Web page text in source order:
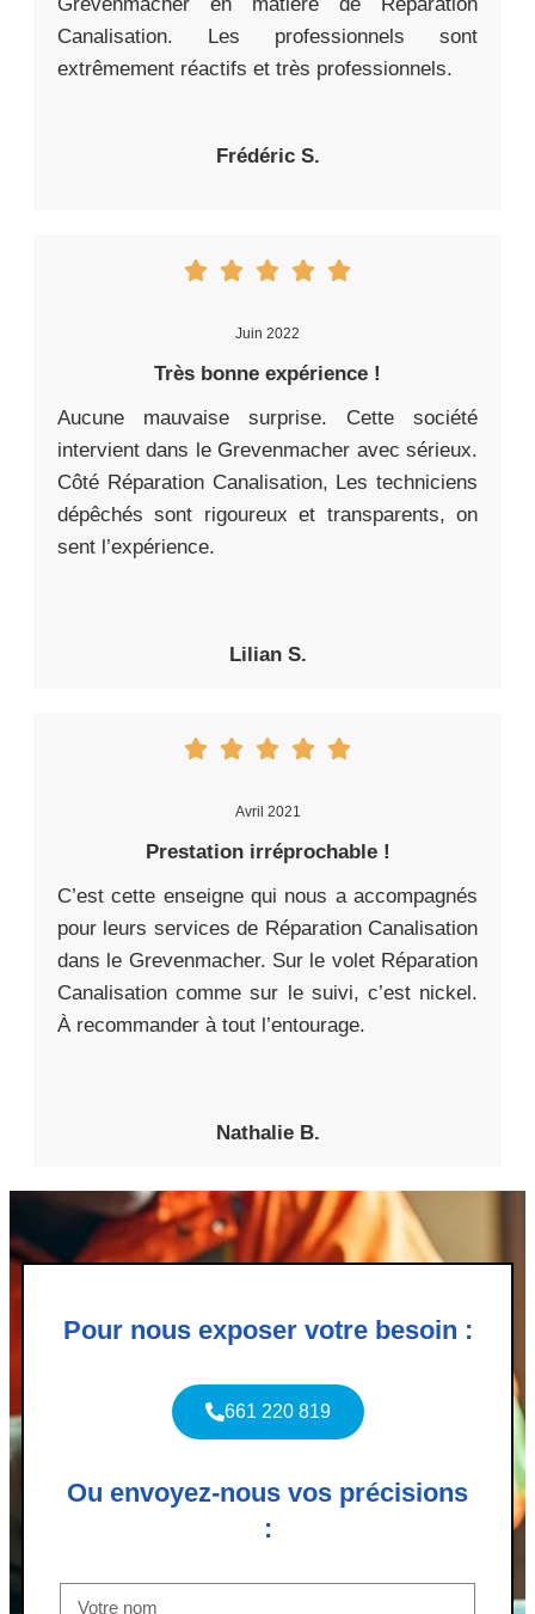
Canalisation. Les professionnels sont
extrêmement réactifs et très professionnels.
Frédéric S.
Juin 2022
Très bonne expérience !
Aucune mauvaise surprise. Cette société
intervient dans le Grevenmacher avec sérieux.
Côté Réparation Canalisation, Les techniciens
dépêchés sont rigoureux et transparents, on
sent l’expérience.
Lilian S.
Avril 2021
Prestation irréprochable !
C’est cette enseigne qui nous a accompagnés
pour leurs services de Réparation Canalisation
dans le Grevenmacher. Sur le volet Réparation
Canalisation comme sur le suivi, c’est nickel.
À recommander à tout l’entourage.
Nathalie B.
Pour nous exposer votre besoin :
661 220 819
Ou envoyez-nous vos précisions
: